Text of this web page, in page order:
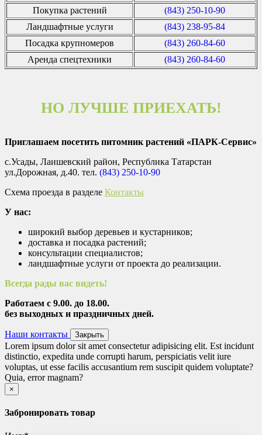
Покупка растений
(843) 250-10-90
Ландшафтные услуги
(843) 238-95-84
Посадка крупномеров
(843) 260-84-60
Аренда спецтехники
(843) 260-84-60
НО ЛУЧШЕ ПРИЕХАТЬ!
Приглашаем посетить питомник растений «ПАРК-Сервис»
с.Усады, Лаишевский район, Республика Татарстан
ул.Дорожная, д.40. тел. (843) 250-10-90
Схема проезда в разделе Контакты
У нас:
широкий выбор деревьев и кустарников;
доставка и посадка растений;
консультации специалистов;
ландшафтные услуги от проекта до реализации.
Всегда рады вас видеть!
Работаем с 9.00. до 18.00.
без выходных и праздничных дней.
Наши контакты Закрыть
Lorem ipsum dolor sit amet consectetur adipisicing elit. Est incidunt
distinctio, expedita unde corrupti harum, perspiciatis velit iure
voluptas, ut esse facilis accusantium rem suscipit quidem voluptate?
Quia, error magnam?
×
Забронировать товар